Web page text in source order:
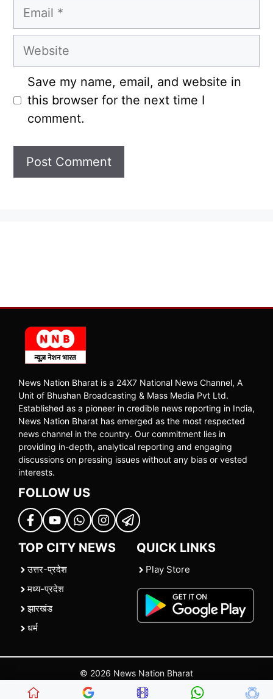
Email
Website
Save my name, email, and website in
this browser for the next time I
comment.
News Nation Bharat is a 24X7 National News Channel, A
Unit of Bhushan Broadcasting & Mass Media Pvt Ltd.
Established as a pioneer in credible news reporting in India,
News Nation Bharat has emerged as the most respected
news channel in the country. Our commitment lies in
providing in-depth, analytical reporting and engaging
discussions on pressing issues without any bias or vested
interests.
FOLLOW US
TOP CITY NEWS
उत्तर-प्रदेश
मध्य-प्रदेश
झारखंड
धर्म
QUICK LINKS
Play Store
© 2026 News Nation Bharat
| |Contact Us |Policies Terms and Conditions